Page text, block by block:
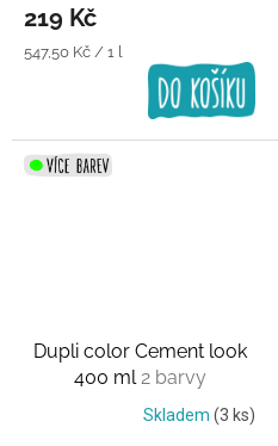
219 Kč
Měrná
547,50 Kč / 1 l
Dupli color Cement look
400 ml2 barvy
Skladem (3 ks)